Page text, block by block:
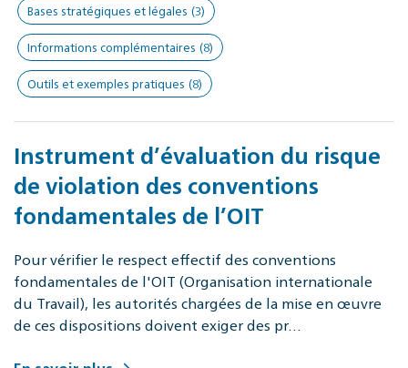
Bases stratégiques et légales (3)
Informations complémentaires (8)
Outils et exemples pratiques (8)
Instrument d’évaluation du risque
de violation des conventions
fondamentales de l’OIT
Pour vérifier le respect effectif des conventions
fondamentales de l'OIT (Organisation internationale
du Travail), les autorités chargées de la mise en œuvre
de ces dispositions doivent exiger des pr…